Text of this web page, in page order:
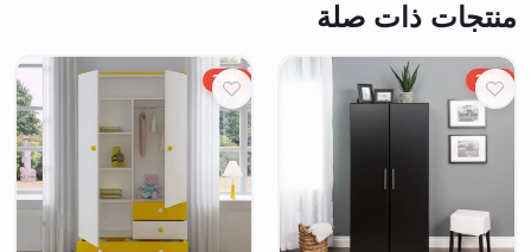
منتجات ذات صلة
20%
20%